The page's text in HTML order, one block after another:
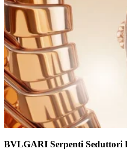
BVLGARI Serpenti Seduttori